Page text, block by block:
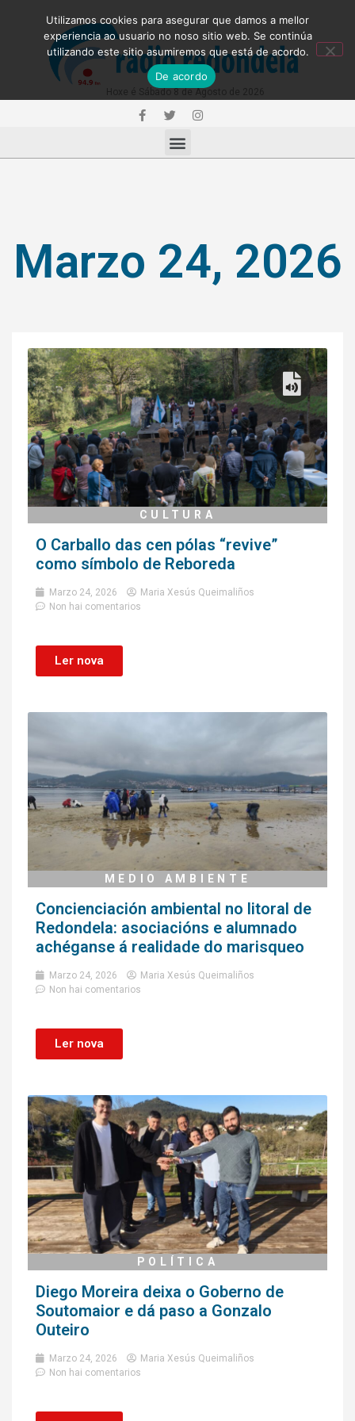
Marzo 24, 2026
CULTURA
O Carballo das cen pólas “revive”
como símbolo de Reboreda
Marzo 24, 2026
Maria Xesús Queimaliños
Non hai comentarios
Ler nova
MEDIO AMBIENTE
Concienciación ambiental no litoral de
Redondela: asociacións e alumnado
achéganse á realidade do marisqueo
Marzo 24, 2026
Maria Xesús Queimaliños
Non hai comentarios
Ler nova
POLÍTICA
Diego Moreira deixa o Goberno de
Soutomaior e dá paso a Gonzalo
Outeiro
Marzo 24, 2026
Maria Xesús Queimaliños
Non hai comentarios
Utilizamos cookies para asegurar que damos a mellor
experiencia ao usuario no noso sitio web. Se continúa
utilizando este sitio asumiremos que está de acordo.
De acordo